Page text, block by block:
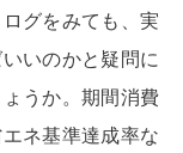
グをみても、実
いのかと疑問に
うか。期間消費
ネ基準達成率な